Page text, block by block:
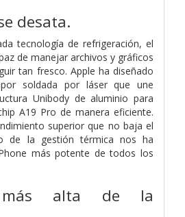
desata.
tecnología de refrigeración, el
de manejar archivos y gráficos
tan fresco. Apple ha diseñado
soldada por láser que une
Unibody de aluminio para
A19 Pro de manera eficiente.
superior que no baja el
de la gestión térmica nos ha
más potente de todos los
alta de la